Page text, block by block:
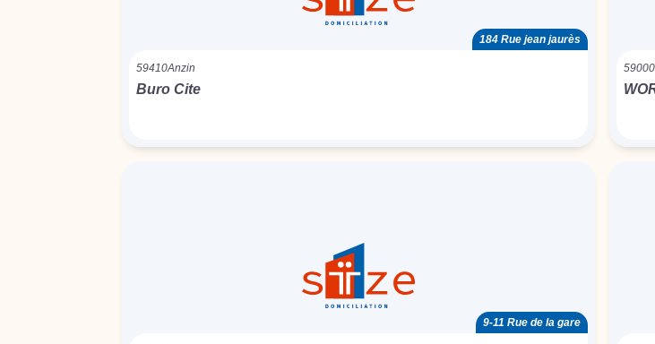
184 Rue jean jaurès
59410Anzin
Buro Cite
59000
9-11 Rue de la gare